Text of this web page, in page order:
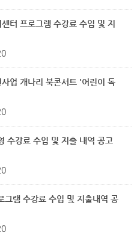
터 프로그램 수강료 수입 및 지
업 개나리 북콘서트 '어린이 독
수강료 수입 및 지출 내역 공고
그램 수강료 수입 및 지출내역 공